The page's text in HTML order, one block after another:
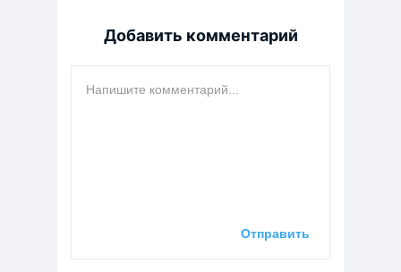
Добавить комментарий